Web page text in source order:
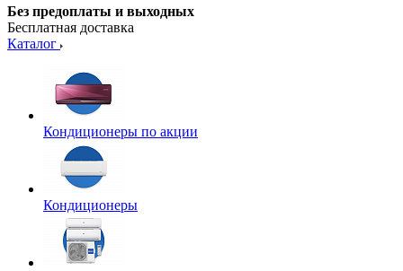
Без предоплаты и выходных
Бесплатная доставка
Каталог
Кондиционеры по акции
Кондиционеры